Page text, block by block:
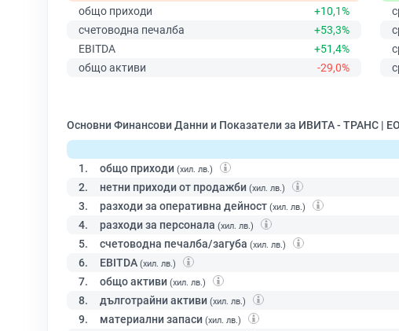
общо приходи
+10,1%
счетоводна печалба
+53,3%
EBITDA
+51,4%
общо активи
-29,0%
Основни Финансови Данни и Показатели за ИВИТА - ТРАНС |
1.
общо приходи (хил. лв.)
2. нетни приходи от продажби (хил. лв.)
3. разходи за оперативна дейност (хил. лв.)
4. разходи за персонала (хил. лв.)
5. счетоводна печалба/загуба (хил. лв.)
6. EBITDA (хил. лв.)
7. общо активи (хил. лв.)
8. дълготрайни активи (хил. лв.)
9. материални запаси (хил. лв.)